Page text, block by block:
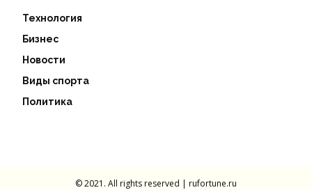
Технология
Бизнес
Новости
Виды спорта
Политика
© 2021. All rights reserved | rufortune.ru